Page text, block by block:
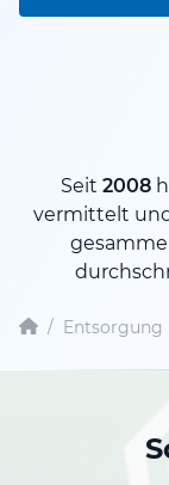
Seit 2008
vermittelt
/ Entsorgung